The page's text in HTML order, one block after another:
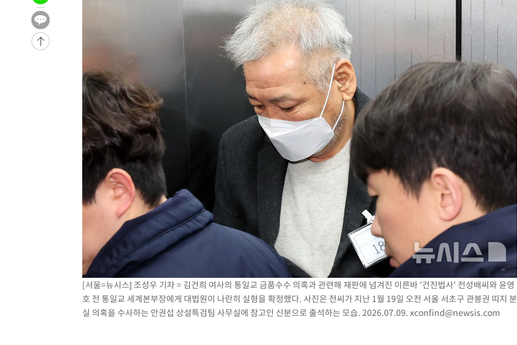
宋 10.17%
-7602초 전 >
이강인 "아틀레티코 이적 기뻐…등번호 7번 의미보단 팀 위해 뛸 것"
-7537초 전 >
[속보]與 당대표 경선, 제주·인천 권리당원 투표 김민석 승리
-1311초 전 >
낮 최고 35도 '무더위'…동해안 시간당 30㎜ '강한 비'[내일날씨]
[속보]이강인 "감독님이 원하는 마음 느꼈고, 많은 트로피 원해 아틀레
수도권 40도 육박 '펄펄'…동해안 일부 지역엔 호의주의보
온열질환 사망자 3명 늘어…누적 환자 3000명 돌파
강릉에 시간당 81.4㎜ 물폭탄…도로 잠기고 담벼락 붕괴
백운산서 80년근 천종산삼 9뿌리 발견…감정가 1.3억원
선재도서 해루질 나섰다 실종 60대, 닷새 만에 숨진 채 발견
남자 농구, 나고야 아시안게임서 '홈팀' 일본과 한일전
여수 오동도 해상서 모터보트 전복…1명 사망·1명 실종
극한폭염 한풀 꺾이지만…'낮 최고 35도' 무더위, 열대야 계속[다음주
축구협회 "압수수색·성접대 논란 사과…쇄신의 기회로 삼겠다"
[속보]'압수수색·성접대 논란' 축구협회 "실망과 걱정 안겨드려 죄송"
'최고 37도' 폭염 지속…강원동해안 최대 150㎜ 비
[속보]뉴욕증시 상승 마감…S&P 0.6% 나스닥 1.3%↑
[서울=뉴시스] 조성우 기자 = 김건희 여사의 통일교 금품수수 의혹과 관련해 재판에 넘겨진 이른바 '건진법사' 전성배씨와 윤영
호 전 통일교 세계본부장에게 대법원이 나란히 실형을 확정했다. 사진은 전씨가 지난 1월 19일 오전 서울 서초구 관봉권 띠지 분
실 의혹을 수사하는 안권섭 상설특검팀 사무실에 참고인 신분으로 출석하는 모습. 2026.07.09. xconfind@newsis.com